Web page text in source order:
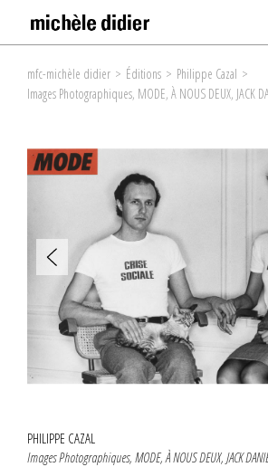
mfc-michèle didier > Éditions > Philippe Cazal >
Images Photographiques, MODE, À NOUS DEUX, JACK
PHILIPPE CAZAL
Images Photographiques, MODE, À NOUS DEUX, JACK